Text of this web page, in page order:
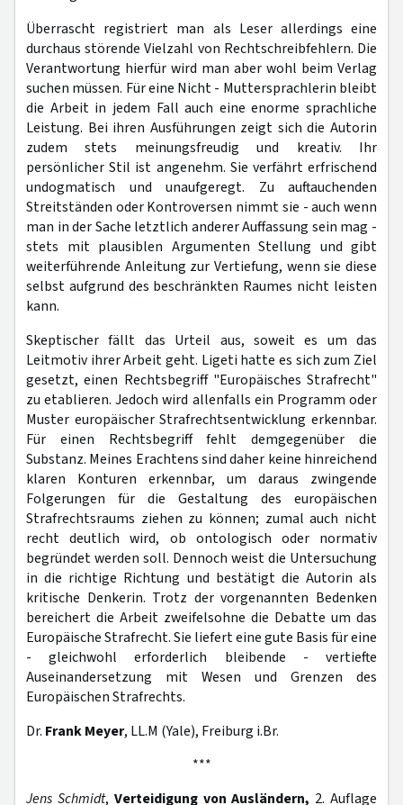
Überrascht registriert man als Leser allerdings eine
durchaus störende Vielzahl von Rechtschreibfehlern. Die
Verantwortung hierfür wird man aber wohl beim Verlag
suchen müssen. Für eine Nicht - Muttersprachlerin bleibt
die Arbeit in jedem Fall auch eine enorme sprachliche
Leistung. Bei ihren Ausführungen zeigt sich die Autorin
zudem stets meinungsfreudig und kreativ. Ihr
persönlicher Stil ist angenehm. Sie verfährt erfrischend
undogmatisch und unaufgeregt. Zu auftauchenden
Streitständen oder Kontroversen nimmt sie - auch wenn
man in der Sache letztlich anderer Auffassung sein mag -
stets mit plausiblen Argumenten Stellung und gibt
weiterführende Anleitung zur Vertiefung, wenn sie diese
selbst aufgrund des beschränkten Raumes nicht leisten
kann.
Skeptischer fällt das Urteil aus, soweit es um das
Leitmotiv ihrer Arbeit geht. Ligeti hatte es sich zum Ziel
gesetzt, einen Rechtsbegriff "Europäisches Strafrecht"
zu etablieren. Jedoch wird allenfalls ein Programm oder
Muster europäischer Strafrechtsentwicklung erkennbar.
Für einen Rechtsbegriff fehlt demgegenüber die
Substanz. Meines Erachtens sind daher keine hinreichend
klaren Konturen erkennbar, um daraus zwingende
Folgerungen für die Gestaltung des europäischen
Strafrechtsraums ziehen zu können; zumal auch nicht
recht deutlich wird, ob ontologisch oder normativ
begründet werden soll. Dennoch weist die Untersuchung
in die richtige Richtung und bestätigt die Autorin als
kritische Denkerin. Trotz der vorgenannten Bedenken
bereichert die Arbeit zweifelsohne die Debatte um das
Europäische Strafrecht. Sie liefert eine gute Basis für eine
- gleichwohl erforderlich bleibende - vertiefte
Auseinandersetzung mit Wesen und Grenzen des
Europäischen Strafrechts.
Dr. Frank Meyer, LL.M (Yale), Freiburg i.Br.
***
Jens Schmidt, Verteidigung von Ausländern, 2. Auflage